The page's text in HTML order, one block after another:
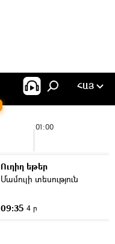
ՀԱՅ
01:00
Ուղիղ եթեր
Մամուլի տեսություն
09:35 4 ր